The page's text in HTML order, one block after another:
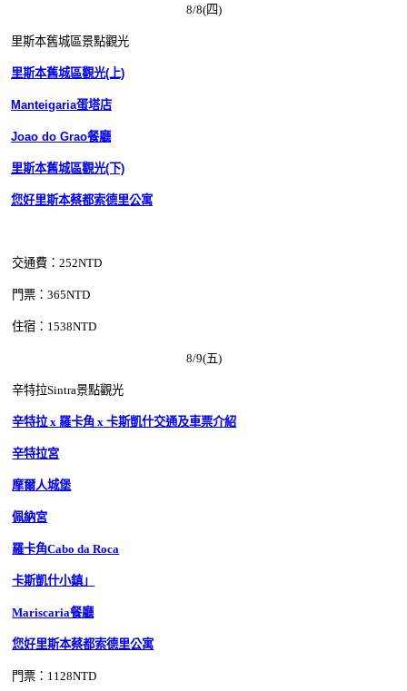
8/8(四)
里斯本舊城區景點觀光
里斯本舊城區觀光(上)
Manteigaria蛋塔店
Joao do Grao餐廳
里斯本舊城區觀光(下)
您好里斯本蔡都索德里公寓
交通費：252NTD
門票：365NTD
住宿：1538NTD
8/9(五)
辛特拉Sintra景點觀光
辛特拉 x 羅卡角 x 卡斯凱什交通及車票介紹
辛特拉宮
摩爾人城堡
佩納宮
羅卡角Cabo da Roca
卡斯凱什小鎮」
Mariscaria餐廳
您好里斯本蔡都索德里公寓
門票：1128NTD